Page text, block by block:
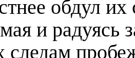
обдул
и радуясь
следам